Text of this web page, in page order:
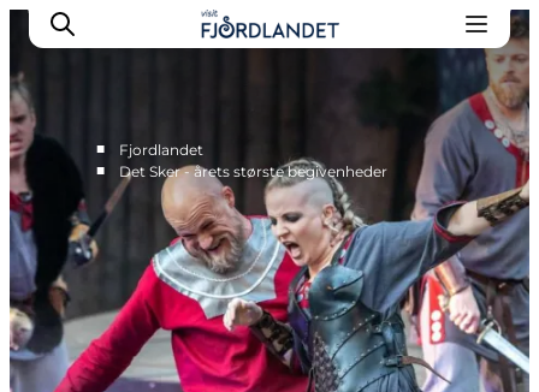
Byer & steder
Det sker
Guides & inspiration
Overnatning
Oplevelser
■
Fjordlandet
■
Det Sker - årets største begivenheder